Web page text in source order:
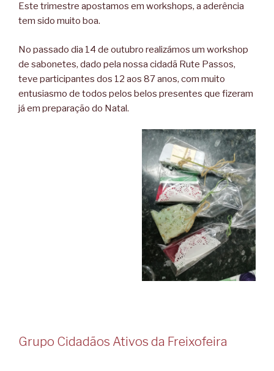
Este trimestre apostamos em workshops, a aderência
tem sido muito boa.
No passado dia 14 de outubro realizámos um workshop
de sabonetes, dado pela nossa cidadã Rute Passos,
teve participantes dos 12 aos 87 anos, com muito
entusiasmo de todos pelos belos presentes que fizeram
já em preparação do Natal.
Grupo Cidadãos Ativos da Freixofeira